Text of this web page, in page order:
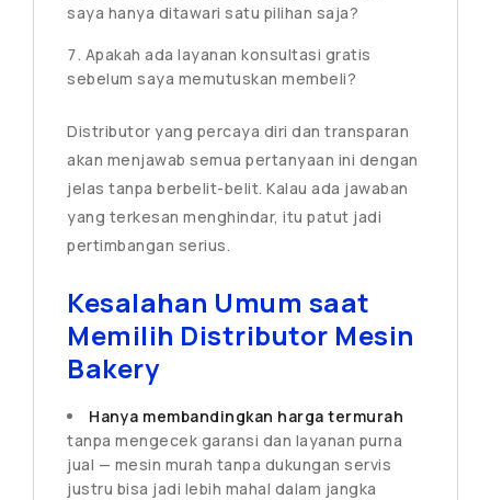
saya hanya ditawari satu pilihan saja?
Apakah ada layanan konsultasi gratis
sebelum saya memutuskan membeli?
Distributor yang percaya diri dan transparan
akan menjawab semua pertanyaan ini dengan
jelas tanpa berbelit-belit. Kalau ada jawaban
yang terkesan menghindar, itu patut jadi
pertimbangan serius.
Kesalahan Umum saat
Memilih Distributor Mesin
Bakery
Hanya membandingkan harga termurah
tanpa mengecek garansi dan layanan purna
jual — mesin murah tanpa dukungan servis
justru bisa jadi lebih mahal dalam jangka